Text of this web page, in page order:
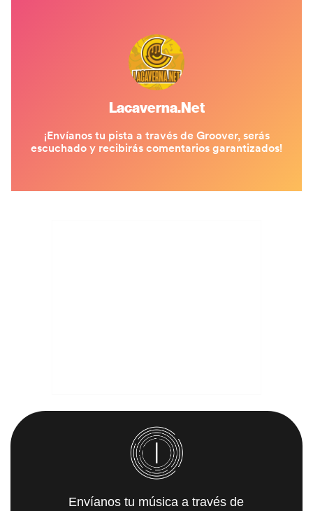
Envíanos tu música a través de